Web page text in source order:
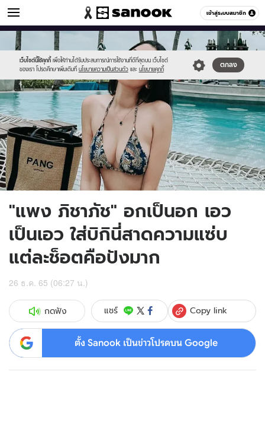
เข้าสู่ระบบสมาชิก
ข่าวบันเทิง หมวดอื่นๆ
เว็บไซต์นี้ใช้คุกกี้ เพื่อให้ท่านได้รับประสบการณ์การใช้งานที่ดีที่สุดบน เว็บไซต์
ของเรา โปรดศึกษาเพิ่มเติมที่ นโยบายความเป็นส่วนตัว และ นโยบายคุกกี้
ตกลง
Sanook
//s.isanook.com/sr/0/images/logo-
new-
sanook.png
600
60
//s.isanook.com/ns/0/ud/1739/8698470/pang.jpg
"แพง ภิชาภัช" อกเป็นอก เอว
เป็นเอว ใส่บิกินี่สาดความแซ่บ
แต่ละช็อตคือปังมาก
26 ธ.ค. 65 (06:27 น.)
กดฟัง แชร์ Copy link
ตั้ง Sanook เป็นข่าวโปรดบน Google